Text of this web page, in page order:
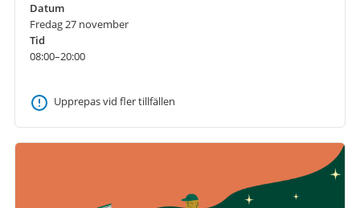
Datum
Fredag 27 november
Tid
08:00–20:00
Upprepas vid fler tillfällen